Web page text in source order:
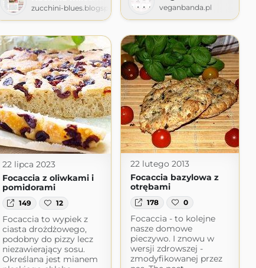
veganbanda.pl
zucchini-blues.blogspot.com
22 lutego 2013
Focaccia bazylowa z
otrębami
178 0
Focaccia - to kolejne
nasze domowe
pieczywo. I znowu w
wersji zdrowszej -
zmodyfikowanej przez
22 lipca 2023
Focaccia z oliwkami i
pomidorami
149 12
Focaccia to wypiek z
ciasta drożdżowego,
podobny do pizzy lecz
niezawierający sosu.
Określana jest mianem